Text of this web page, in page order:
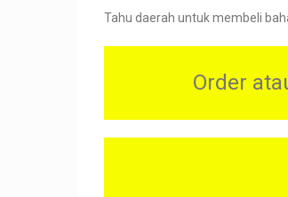
Tahu daerah untuk membeli
Order